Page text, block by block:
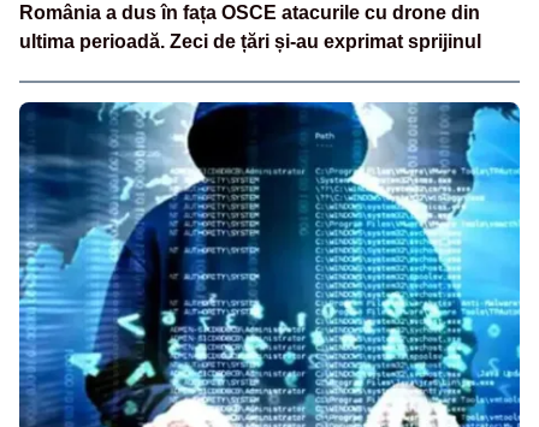
România a dus în fața OSCE atacurile cu drone din
ultima perioadă. Zeci de țări și-au exprimat sprijinul